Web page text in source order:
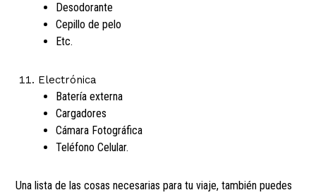
Desodorante
Cepillo de pelo
Etc.
Electrónica
Batería externa
Cargadores
Cámara Fotográfica
Teléfono Celular.
Una lista de las cosas necesarias para tu viaje, también puedes